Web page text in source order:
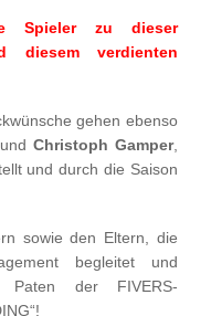
Spieler zu dieser
diesem verdienten
gehen ebenso
Christoph Gamper,
und durch die Saison
sowie den Eltern, die
begleitet und
Paten der FIVERS-